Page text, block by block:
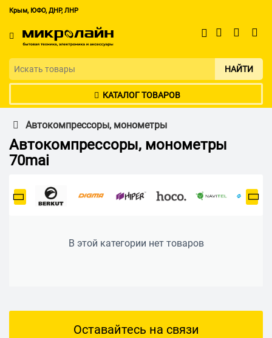
Крым, ЮФО, ДНР, ЛНР
НАЙТИ
КАТАЛОГ ТОВАРОВ
Автокомпрессоры, монометры
Автокомпрессоры, монометры
70mai
В этой категории нет товаров
Оставайтесь на связи